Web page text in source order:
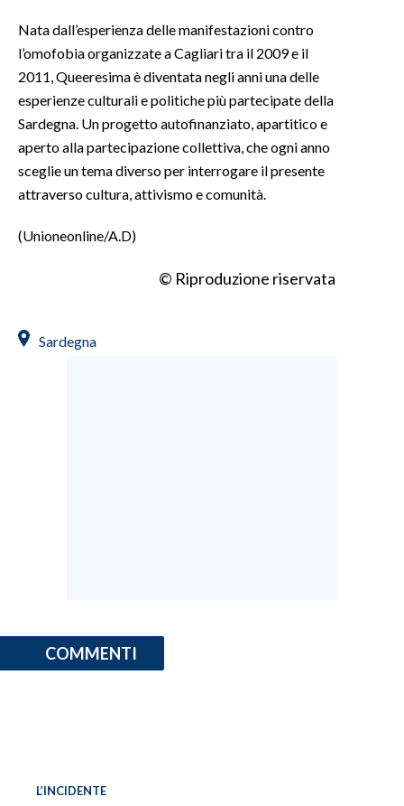
Nata dall’esperienza delle manifestazioni contro
l’omofobia organizzate a Cagliari tra il 2009 e il
2011, Queeresima è diventata negli anni una delle
esperienze culturali e politiche più partecipate della
Sardegna. Un progetto autofinanziato, apartitico e
aperto alla partecipazione collettiva, che ogni anno
sceglie un tema diverso per interrogare il presente
attraverso cultura, attivismo e comunità.
(Unioneonline/A.D)
© Riproduzione riservata
Sardegna
COMMENTI
L’INCIDENTE